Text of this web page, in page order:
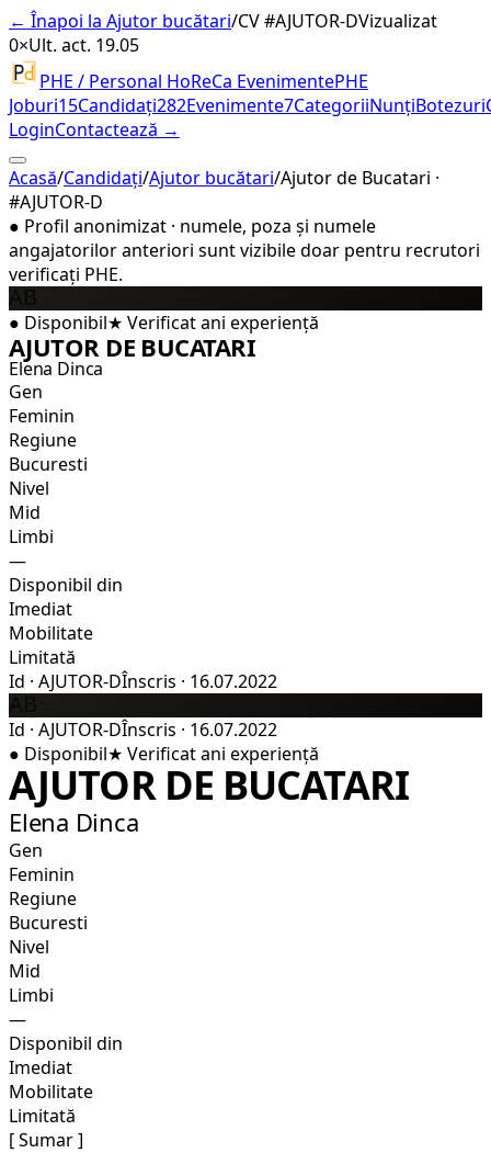
← Înapoi la Ajutor bucătari/CV #AJUTOR-DVizualizat
0×Ult. act. 19.05
PHE / Personal HoReCa EvenimentePHE
Joburi15Candidați282Evenimente7CategoriiNunțiBotezuri
LoginContactează →
Acasă/Candidați/Ajutor bucătari/Ajutor de Bucatari ·
#AJUTOR-D
● Profil anonimizat · numele, poza și numele
angajatorilor anteriori sunt vizibile doar pentru recrutori
verificați PHE.
● Disponibil★ Verificatani experiență
AJUTOR DE BUCATARI
Elena Dinca
Gen
Feminin
Regiune
Bucuresti
Nivel
Mid
Limbi
—
Disponibil din
Imediat
Mobilitate
Limitată
Id · AJUTOR-DÎnscris · 16.07.2022
Id · AJUTOR-DÎnscris · 16.07.2022
● Disponibil★ Verificatani experiență
AJUTOR DE BUCATARI
Elena Dinca
Gen
Feminin
Regiune
Bucuresti
Nivel
Mid
Limbi
—
Disponibil din
Imediat
Mobilitate
Limitată
[ Sumar ]